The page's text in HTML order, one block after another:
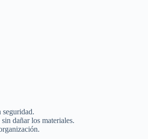
seguridad.
dañar los materiales.